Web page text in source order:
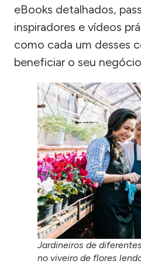
eBooks detalhados,
inspiradores e vídeos
como cada um desses
beneficiar o seu
Jardineiros de
no viveiro de flores